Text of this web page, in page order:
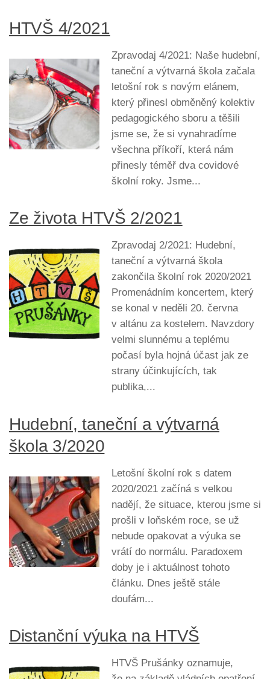
HTVŠ 4/2021
Zpravodaj 4/2021: Naše hudební,
taneční a výtvarná škola začala
letošní rok s novým elánem,
který přinesl obměněný kolektiv
pedagogického sboru a těšili
jsme se, že si vynahradíme
všechna příkoří, která nám
přinesly téměř dva covidové
školní roky. Jsme...
Ze života HTVŠ 2/2021
Zpravodaj 2/2021: Hudební,
taneční a výtvarná škola
zakončila školní rok 2020/2021
Promenádním koncertem, který
se konal v neděli 20. června
v altánu za kostelem. Navzdory
velmi slunnému a teplému
počasí byla hojná účast jak ze
strany účinkujících, tak
publika,...
Hudební, taneční a výtvarná
škola 3/2020
Letošní školní rok s datem
2020/2021 začíná s velkou
nadějí, že situace, kterou jsme si
prošli v loňském roce, se už
nebude opakovat a výuka se
vrátí do normálu. Paradoxem
doby je i aktuálnost tohoto
článku. Dnes ještě stále
doufám...
Distanční výuka na HTVŠ
HTVŠ Prušánky oznamuje,